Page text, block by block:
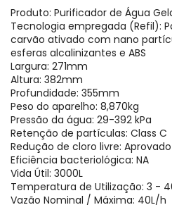
Produto: Purificador de Água
Tecnologia empregada (Refil):
carvão ativado com nano
esferas alcalinizantes e ABS
Largura: 271mm
Altura: 382mm
Profundidade: 355mm
Peso do aparelho: 8,870kg
Pressão da água: 29-392 kPa
Retenção de partículas: Class C
Redução de cloro livre: Aprovado
Eficiência bacteriológica: NA
Vida Útil: 3000L
Temperatura de Utilização: 3 -
Vazão Nominal / Máxima: 40L/h